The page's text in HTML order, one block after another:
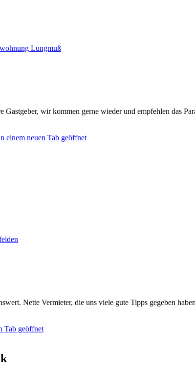
Lungmuß
wir kommen gerne wieder und empfehlen das
einem neuen Tab geöffnet
Nette Vermieter, die uns viele gute Tipps gegeben
Tab geöffnet